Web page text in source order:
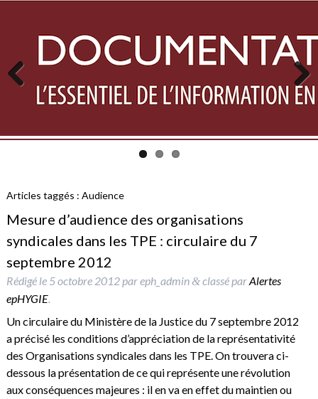
Previous Next
Articles taggés : Audience
Mesure d’audience des organisations
syndicales dans les TPE : circulaire du 7
septembre 2012
Rédigé le 5 octobre 2012pareph_admin &classé parAlertes
epHYGIE.
Un circulaire du Ministère de la Justice du 7 septembre 2012
a précisé les conditions d’appréciation de la représentativité
des Organisations syndicales dans les TPE. On trouvera ci-
dessous la présentation de ce qui représente une révolution
aux conséquences majeures : il en va en effet du maintien ou